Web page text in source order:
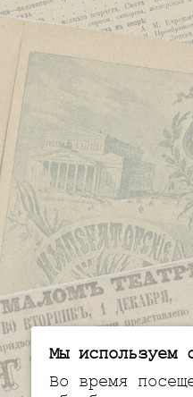
Мы используем
Во время